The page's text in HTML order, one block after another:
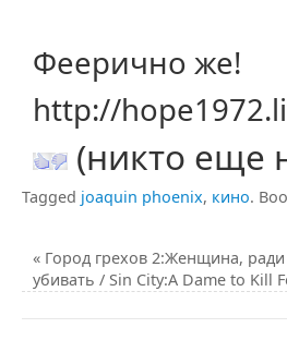
Феерично же!
http://
(никто еще
Tagged joaquin phoenix, кино.
« Город грехов 2:Женщина,
убивать / Sin City:A Dame to Kill